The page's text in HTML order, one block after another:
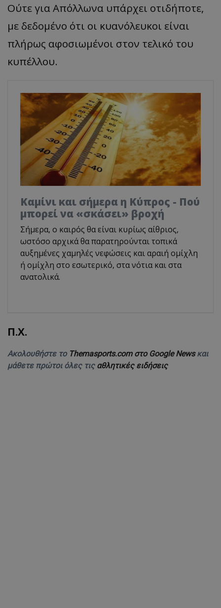
Ούτε για Απόλλωνα υπάρχει οτιδήποτε,
με δεδομένο ότι οι κυανόλευκοι είναι
πλήρως αφοσιωμένοι στον τελικό του
κυπέλλου.
Καμίνι και σήμερα η Κύπρος - Πού
μπορεί να «σκάσει» βροχή
Σήμερα, ο καιρός θα είναι κυρίως αίθριος,
ωστόσο αρχικά θα παρατηρούνται τοπικά
αυξημένες χαμηλές νεφώσεις και αραιή ομίχλη
ή ομίχλη στο εσωτερικό, στα νότια και στα
ανατολικά.
Π.Χ.
Ακολουθήστε το Themasports.com στο Google Newsκαι
μάθετε πρώτοι όλες τις αθλητικές ειδήσεις